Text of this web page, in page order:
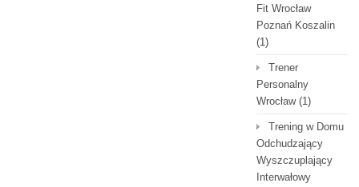
Fit Wrocław
Poznań Koszalin
(1)
Trener
Personalny
Wrocław(1)
Trening w Domu
Odchudzający
Wyszczuplający
Interwałowy